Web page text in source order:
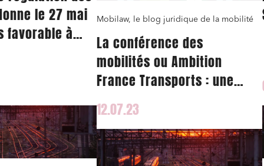
le 27 mai
favorable à
pour la
vitesse Paris-
Mobilaw, le blog juridique de la mobilité
La conférence des
mobilités ou Ambition
France Transports : une
réflexion concertée et
dynamique sur le modèle
économique de toutes les
mobilités
12.07.23
politique de confidentialité